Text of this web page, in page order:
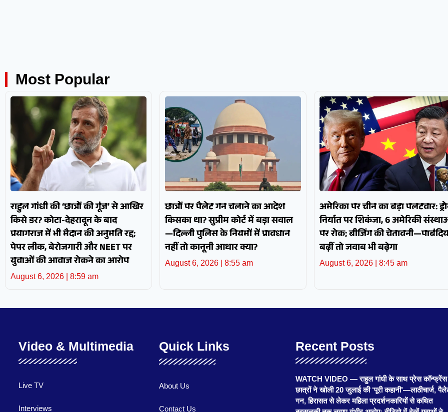
Most Popular
राहुल गांधी की ‘छात्रों की गूंज’ से आखिर
किसे डर? कोटा-देहरादून के बाद
प्रयागराज में भी मैदान की अनुमति रद्द;
पेपर लीक, बेरोजगारी और NEET पर
युवाओं की आवाज रोकने का आरोप
August 6, 2026 8:59 am
छात्रों पर पैलेट गन चलाने का आदेश
किसका था? सुप्रीम कोर्ट में बड़ा सवाल
—दिल्ली पुलिस के नियमों में प्रावधान
नहीं तो कानूनी आधार क्या?
August 6, 2026 8:55 am
अमेरिका पर चीन का बड़ा पलटवार:
निर्यात पर शिकंजा, 6 अमेरिकी
पर रोक; बीजिंग की
बढ़ीं तो जवाब भी बढ़ेगा
August 6, 2026 8:45 am
Video & Multimedia
Live TV
Interviews
Quick Links
About Us
Contact Us
Recent Posts
WATCH VIDEO — राहुल गांधी के साथ प्रेस
छात्रों ने खोली 20 जुलाई की ‘पूरी कहानी’—लाठीचार्ज,
गन, हिरासत से लेकर महिला प्रदर्शनकारियों से कथित